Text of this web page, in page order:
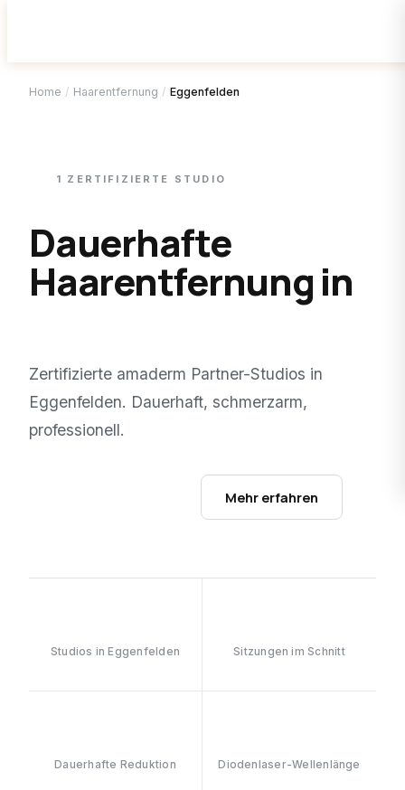
Home / Haarentfernung / Eggenfelden
1 ZERTIFIZIERTE STUDIO
Dauerhafte
Haarentfernung in
Zertifizierte amaderm Partner-Studios in
Eggenfelden. Dauerhaft, schmerzarm,
professionell.
Mehr erfahren
Studios in Eggenfelden Sitzungen im Schnitt
Dauerhafte Reduktion Diodenlaser-Wellenlänge